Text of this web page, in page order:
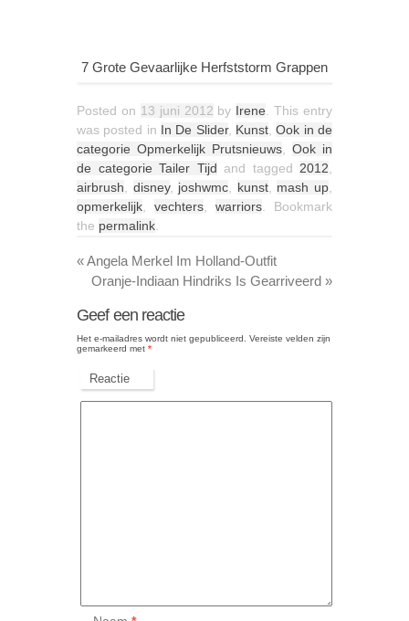
7 Grote Gevaarlijke Herfststorm Grappen
Posted on 13 juni 2012 by Irene . This entry
was posted in In De Slider, Kunst ,Ook in de
categorie Opmerkelijk Prutsnieuws
Ook in
de categorie Tailer Tijd and tagged 2012
airbrush
disney, joshwmc kunst, mash up
opmerkelijk
vechters warriors . Bookmark
the permalink
«Angela Merkel Im Holland-Outfit
Oranje-Indiaan Hindriks Is Gearriveerd »
Geef een reactie
Het e-mailadres wordt niet gepubliceerd.
Vereiste velden zijn
gemarkeerd met *
Reactie